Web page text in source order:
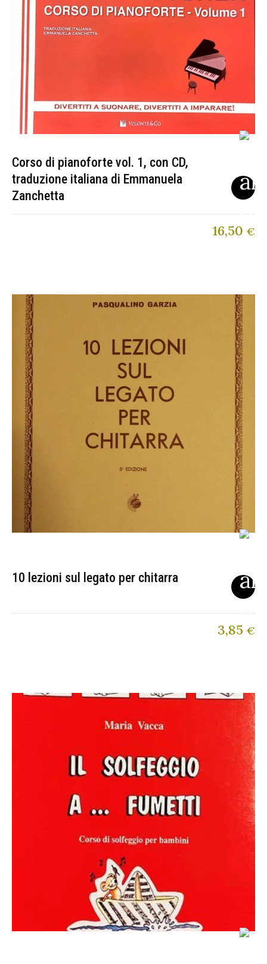
Corso di pianoforte vol. 1, con CD,
traduzione italiana di Emmanuela
Zanchetta
16,50 €
10 lezioni sul legato per chitarra
3,85 €